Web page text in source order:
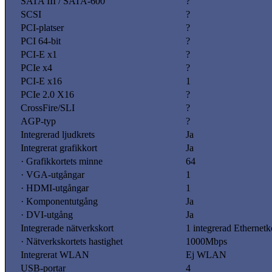
SCSI
?
PCI-platser
?
PCI 64-bit
?
PCI-E x1
?
PCIe x4
?
PCI-E x16
1
PCIe 2.0 X16
?
CrossFire/SLI
?
AGP-typ
?
Integrerad ljudkrets
Ja
Integrerat grafikkort
Ja
· Grafikkortets minne
64
· VGA-utgångar
1
· HDMI-utgångar
1
· Komponentutgång
Ja
· DVI-utgång
Ja
Integrerade nätverkskort
1 integrerad
· Nätverkskortets hastighet
1000Mbps
Integrerat WLAN
Ej WLAN
USB-portar
4